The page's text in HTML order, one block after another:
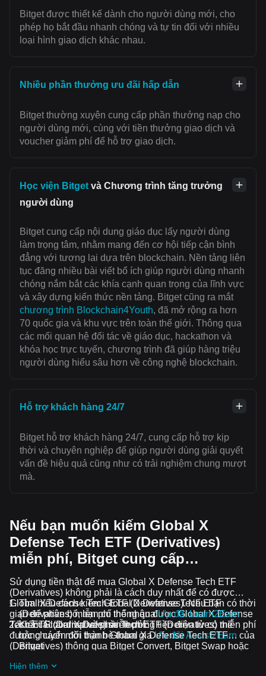
Bitget được thiết kế dành cho người dùng mới, cho
phép họ bắt đầu nhanh chóng và tự tin đối với nhiều
loại hình giao dịch khác nhau.
Nhiều phần thưởng ưu đãi hấp dẫn
Bitget thường xuyên cung cấp phần thưởng nạp cho
người dùng mới, cùng với tiền thưởng giao dịch và
voucher giảm phí để hỗ trợ giao dịch.
Học viện Bitget và Chương trình tăng trưởng
người dùng
Bitget cung cấp nội dung giáo dục lấy người dùng
làm trọng tâm, nhằm mang đến cơ hội tiếp cận bình
đẳng với tương lai dựa trên blockchain. Nền tảng liên
tục đăng nhiều bài viết bổ ích giúp người dùng nhanh
chóng nắm bắt các khía cạnh quan trọng của lĩnh vực
và xây dựng kiến thức nền tảng. Bitget cũng ra mắt
chương trình Blockchain4Youth, đã mở rộng ra hơn
70 quốc gia và khu vực trên toàn thế giới. Thông qua
các mối quan hệ đối tác về giáo dục, hackathon và
khóa học trực tuyến, chương trình đã giúp hàng triệu
người dùng hiểu sâu hơn về công nghệ blockchain.
Hỗ trợ khách hàng 24/7
Bitget hỗ trợ khách hàng 24/7, cung cấp hỗ trợ kịp
thời và chuyên nghiệp để giúp người dùng giải quyết
vấn đề hiệu quả cũng như có trải nghiệm chung mượt
mà.
Nếu bạn muốn kiếm Global X
Defense Tech ETF (Derivatives)
miễn phí, Bitget cung cấp…
Sử dụng tiền thật để mua Global X Defense Tech ETF
(Derivatives) không phải là cách duy nhất để có được
Global X Defense Tech ETF (Derivatives). Nếu bạn có thời
gian để phân bổ, bạn có thể nhận được Global X Defense
Tech ETF (Derivatives) miễn phí.
Tìm hiểu cách kiếm Global X Defense Tech ETF
(Derivatives) miễn phí thông quaƯu đãi Learn2Earn
Kiếm Global X Defense Tech ETF (Derivatives) miễn phí
bằng cách mời bạn bè tham giaƯu đãi Assist2Earn của
Bitget
miễn phí bằng cách tham gia
Tất cả các airdrop và phần thưởng tiền điện tử có thể
được chuyển đổi thành Global X Defense Tech ETF
(Derivatives) thông qua Bitget Convert, Bitget Swap hoặc
Hiện thêm